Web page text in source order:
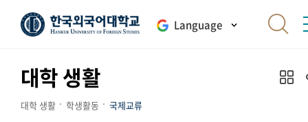
Language
대학 생활
대학 생활 학생활동 국제교류